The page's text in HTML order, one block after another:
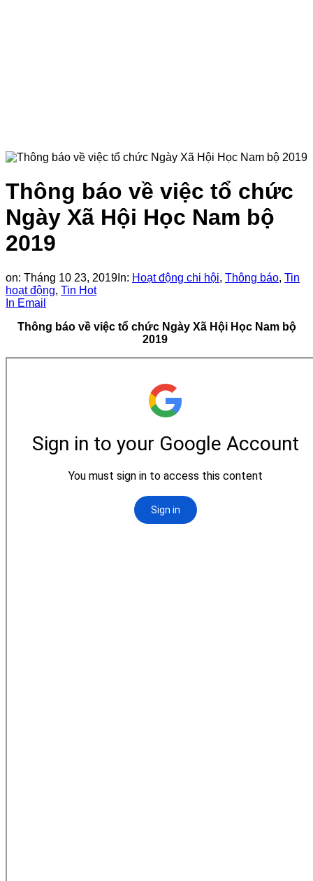
Thông báo về việc tổ chức
Ngày Xã Hội Học Nam bộ
2019
on: Tháng 10 23, 2019 In: Hoạt động chi hội, Thông báo, Tin
hoạt động, Tin Hot
In Email
Thông báo về việc tổ chức Ngày Xã Hội Học Nam bộ
2019